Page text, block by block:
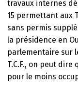
travaux internes
15 permettant aux
sans permis
la présidence en
parlementaire sur
T.C.F., on peut
pour le moins